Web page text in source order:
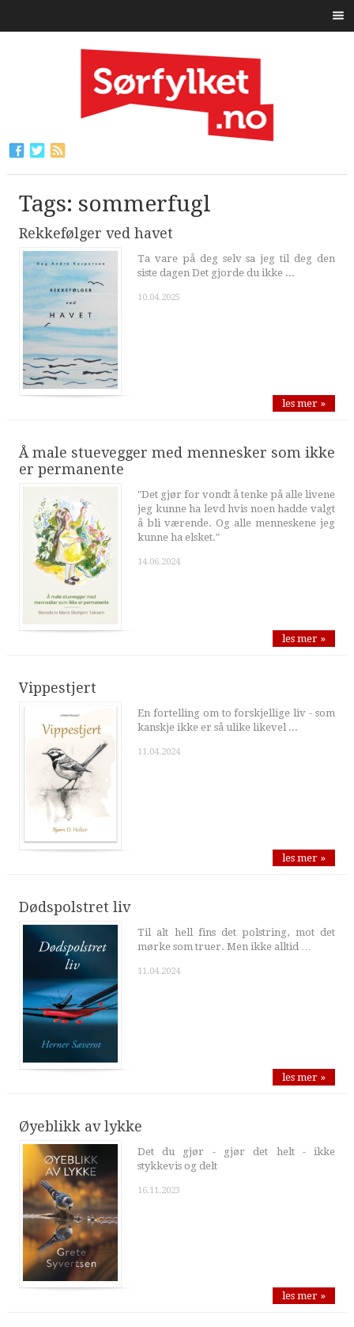
Tags: sommerfugl
Rekkefølger ved havet
Ta vare på deg selv sa jeg til deg den
siste dagen Det gjorde du ikke ...
10.04.2025
les mer »
Å male stuevegger med mennesker som ikke
er permanente
"Det gjør for vondt å tenke på alle livene
jeg kunne ha levd hvis noen hadde valgt
å bli værende. Og alle menneskene jeg
kunne ha elsket."
14.06.2024
les mer »
Vippestjert
En fortelling om to forskjellige liv - som
kanskje ikke er så ulike likevel ...
11.04.2024
les mer »
Dødspolstret liv
Til alt hell fins det polstring, mot det
mørke som truer. Men ikke alltid …
11.04.2024
les mer »
Øyeblikk av lykke
Det du gjør - gjør det helt - ikke
stykkevis og delt
16.11.2023
les mer »